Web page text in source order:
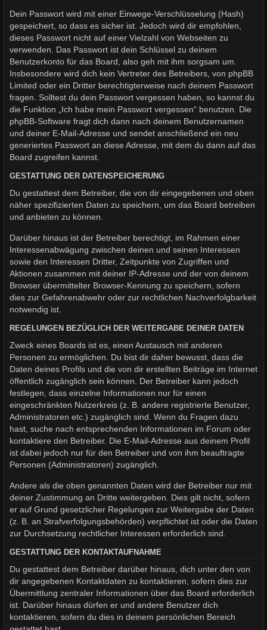
Dein Passwort wird mit einer Einwege-Verschlüsselung (Hash)
gespeichert, so dass es sicher ist. Jedoch wird dir empfohlen,
dieses Passwort nicht auf einer Vielzahl von Webseiten zu
verwenden. Das Passwort ist dein Schlüssel zu deinem
Benutzerkonto für das Board, also geh mit ihm sorgsam um.
Insbesondere wird dich kein Vertreter des Betreibers, von phpBB
Limited oder ein Dritter berechtigterweise nach deinem Passwort
fragen. Solltest du dein Passwort vergessen haben, so kannst du
die Funktion „Ich habe mein Passwort vergessen“ benutzen. Die
phpBB-Software fragt dich dann nach deinem Benutzernamen
und deiner E-Mail-Adresse und sendet anschließend ein neu
generiertes Passwort an diese Adresse, mit dem du dann auf das
Board zugreifen kannst.
GESTATTUNG DER DATENSPEICHERUNG
Du gestattest dem Betreiber, die von dir eingegebenen und oben
näher spezifizierten Daten zu speichern, um das Board betreiben
und anbieten zu können.
Darüber hinaus ist der Betreiber berechtigt, im Rahmen einer
Interessenabwägung zwischen deinen und seinen Interessen
sowie den Interessen Dritter, Zeitpunkte von Zugriffen und
Aktionen zusammen mit deiner IP-Adresse und der von deinem
Browser übermittelter Browser-Kennung zu speichern, sofern
dies zur Gefahrenabwehr oder zur rechtlichen Nachverfolgbarkeit
notwendig ist.
REGELUNGEN BEZÜGLICH DER WEITERGABE DEINER DATEN
Zweck eines Boards ist es, einen Austausch mit anderen
Personen zu ermöglichen. Du bist dir daher bewusst, dass die
Daten deines Profils und die von dir erstellten Beiträge im Internet
öffentlich zugänglich sein können. Der Betreiber kann jedoch
festlegen, dass einzelne Informationen nur für einen
eingeschränkten Nutzerkreis (z. B. andere registrierte Benutzer,
Administratoren etc.) zugänglich sind. Wenn du Fragen dazu
hast, suche nach entsprechenden Informationen im Forum oder
kontaktiere den Betreiber. Die E-Mail-Adresse aus deinem Profil
ist dabei jedoch nur für den Betreiber und von ihm beauftragte
Personen (Administratoren) zugänglich.
Andere als die oben genannten Daten wird der Betreiber nur mit
deiner Zustimmung an Dritte weitergeben. Dies gilt nicht, sofern
er auf Grund gesetzlicher Regelungen zur Weitergabe der Daten
(z. B. an Strafverfolgungsbehörden) verpflichtet ist oder die Daten
zur Durchsetzung rechtlicher Interessen erforderlich sind.
GESTATTUNG DER KONTAKTAUFNAHME
Du gestattest dem Betreiber darüber hinaus, dich unter den von
dir angegebenen Kontaktdaten zu kontaktieren, sofern dies zur
Übermittlung zentraler Informationen über das Board erforderlich
ist. Darüber hinaus dürfen er und andere Benutzer dich
kontaktieren, sofern du dies in deinem persönlichen Bereich